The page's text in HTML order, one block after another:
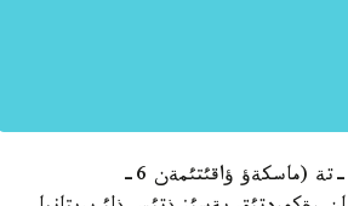
تالاپ ةتؤدئث سوثعئ كذنئ 5- جةلتوقساندا گرينأيچ بويئنشا ساعات 23:00-تة (ماسكةؤ ؤاقئتئمةن 6-